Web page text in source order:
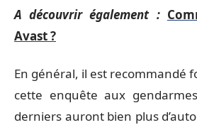
A découvrir également :
Avast ?
En général, il est recommandé
cette enquête aux
derniers auront bien plus